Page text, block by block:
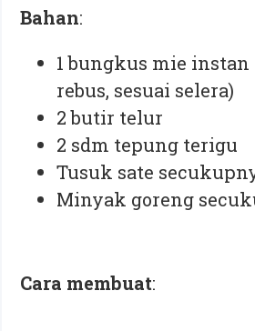
Bahan:
1 bungkus mie instan
rebus, sesuai selera)
2 butir telur
2 sdm tepung terigu
Tusuk sate
Minyak goreng
Cara membuat: